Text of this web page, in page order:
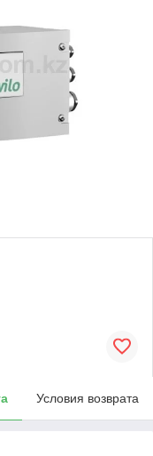
Условия возврата